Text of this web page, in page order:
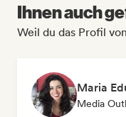
Ihnen auch
Weil du das Profil
Maria
Media